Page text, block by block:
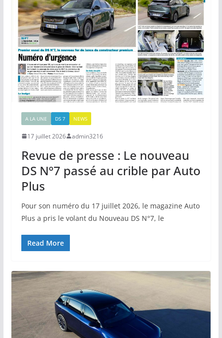
A LA UNE DS 7 NEWS
17 juillet 2026 admin3216
Revue de presse : Le nouveau
DS N°7 passé au crible par Auto
Plus
Pour son numéro du 17 juillet 2026, le magazine Auto
Plus a pris le volant du Nouveau DS N°7, le
Read More